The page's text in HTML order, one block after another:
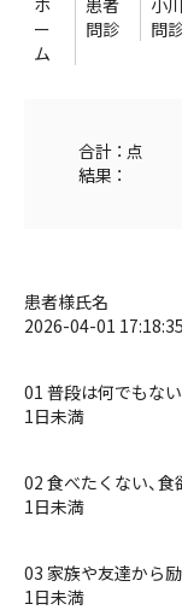
ー
ム
問診
問
合計 ： 点
結果 ：
患者様氏名
2026-04-01 17:18:35
01 普段は何でもな
1日未満
02 食べたくない、
1日未満
03 家族や友達から
1日未満